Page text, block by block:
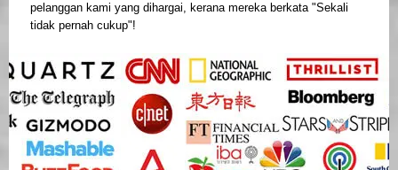
pelanggan kami yang dihargai, kerana mereka berkata "Sekali
tidak pernah cukup"!